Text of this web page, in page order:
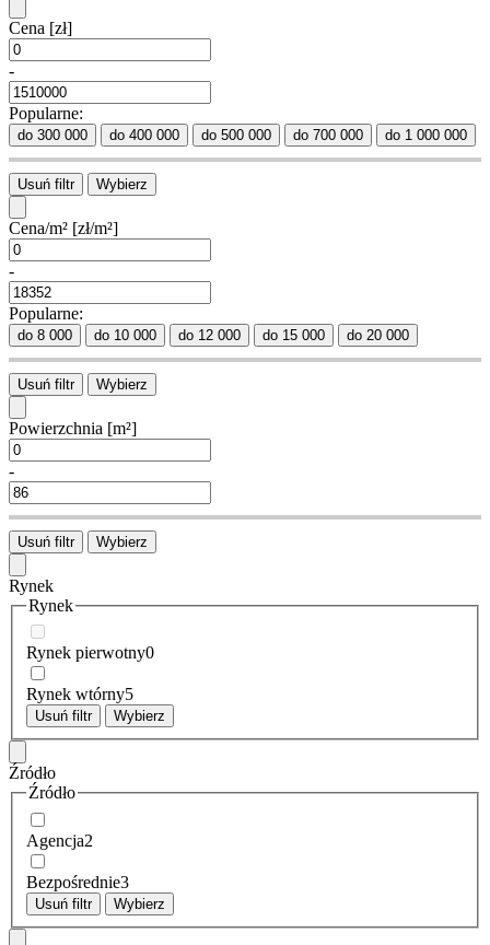
Cena [zł]
-
Popularne:
do 300 000 do 400 000 do 500 000 do 700 000 do 1 000 000
Usuń filtr Wybierz
Cena/m² [zł/m²]
-
Popularne:
do 8 000 do 10 000 do 12 000 do 15 000 do 20 000
Usuń filtr Wybierz
Powierzchnia [m²]
-
Usuń filtr Wybierz
Rynek
Rynek
Rynek pierwotny0
Rynek wtórny5
Usuń filtr Wybierz
Źródło
Źródło
Agencja2
Bezpośrednie3
Usuń filtr Wybierz